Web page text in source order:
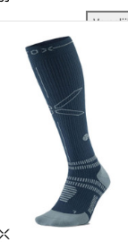
Compressie Sokken